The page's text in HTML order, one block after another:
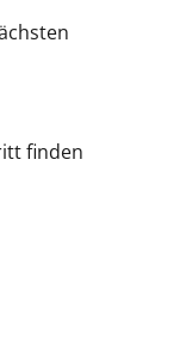
finden